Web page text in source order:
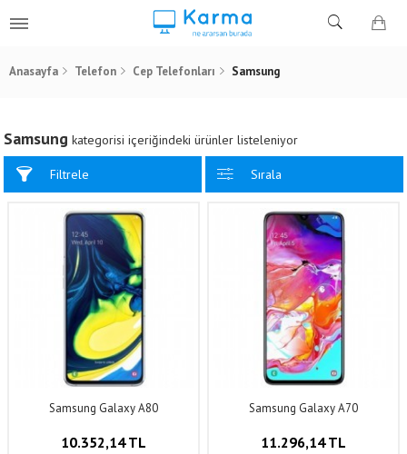
Anasayfa Telefon Cep Telefonları Samsung
Samsung kategorisi içeriğindeki ürünler listeleniyor
Filtrele Sırala
Samsung Galaxy A80
10.352,14 TL
Samsung Galaxy A70
11.296,14 TL